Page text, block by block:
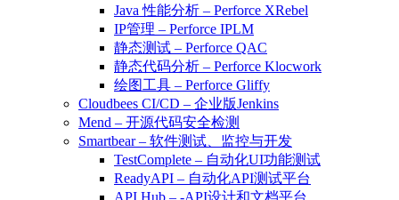
Java 性能分析 – Perforce XRebel
IP管理 – Perforce IPLM
静态测试 – Perforce QAC
静态代码分析 – Perforce Klocwork
绘图工具 – Perforce Gliffy
Cloudbees CI/CD – 企业版Jenkins
Mend – 开源代码安全检测
Smartbear – 软件测试、监控与开发
TestComplete – 自动化UI功能测试
ReadyAPI – 自动化API测试平台
API Hub – -API设计和文档平台